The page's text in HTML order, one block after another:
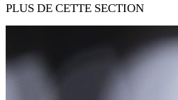
PLUS DE CETTE SECTION